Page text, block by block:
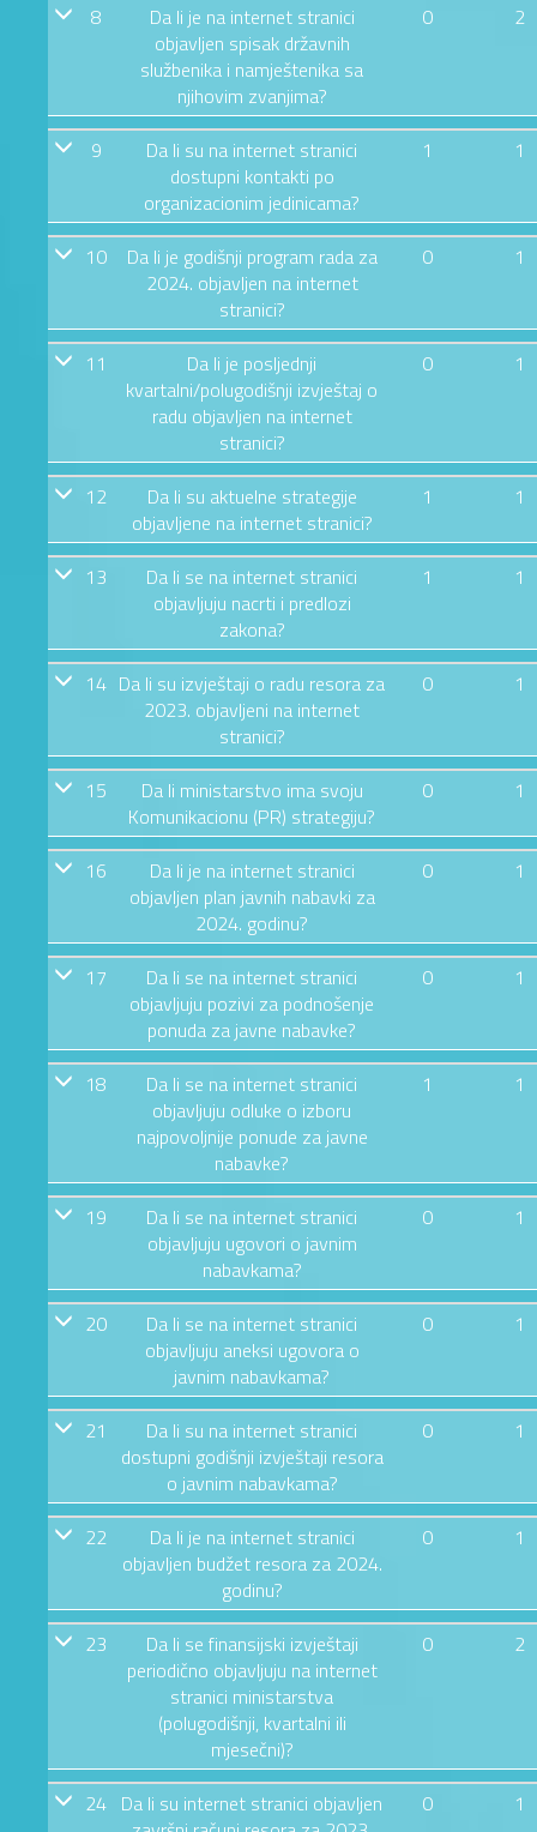
8
Da li je na internet stranici
objavljen spisak državnih
službenika i namještenika sa
njihovim zvanjima?
0 2
9
Da li su na internet stranici
dostupni kontakti po
organizacionim jedinicama?
1 1
10
Da li je godišnji program rada za
2024. objavljen na internet
stranici?
0 1
11
Da li je posljednji
kvartalni/polugodišnji izvještaj o
radu objavljen na internet
stranici?
0 1
12
Da li su aktuelne strategije
objavljene na internet stranici?
1 1
13
Da li se na internet stranici
objavljuju nacrti i predlozi
zakona?
1 1
14 Da li su izvještaji o radu resora za
2023. objavljeni na internet
stranici?
0 1
15
Da li ministarstvo ima svoju
Komunikacionu (PR) strategiju?
0 1
16
Da li je na internet stranici
objavljen plan javnih nabavki za
2024. godinu?
0 1
17
Da li se na internet stranici
objavljuju pozivi za podnošenje
ponuda za javne nabavke?
0 1
18
Da li se na internet stranici
objavljuju odluke o izboru
najpovoljnije ponude za javne
nabavke?
1 1
19
Da li se na internet stranici
objavljuju ugovori o javnim
nabavkama?
0 1
20
Da li se na internet stranici
objavljuju aneksi ugovora o
javnim nabavkama?
0 1
21
Da li su na internet stranici
dostupni godišnji izvještaji resora
o javnim nabavkama?
0 1
22
Da li je na internet stranici
objavljen budžet resora za 2024.
godinu?
0 1
23
Da li se finansijski izvještaji
periodično objavljuju na internet
stranici ministarstva
(polugodišnji, kvartalni ili
mjesečni)?
0 2
24 Da li su internet stranici objavljen
0 1